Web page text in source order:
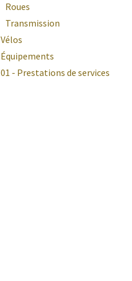
Roues
Transmission
Vélos
Équipements
01 - Prestations de services